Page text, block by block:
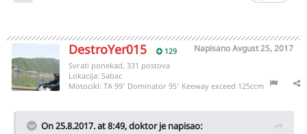
DestroYer015 129 NapisanoAvgust 25, 2017
Svrati ponekad, 331 postova
Lokacija: Sabac
Motocikl: TA 99' Dominator 95' Keeway exceed 125ccm
On 25.8.2017. at 8:49,doktorje napisao: